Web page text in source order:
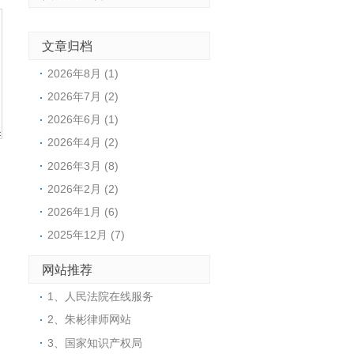
文章归档
2026年8月 (1)
2026年7月 (2)
2026年6月 (1)
2026年4月 (2)
2026年3月 (8)
2026年2月 (2)
2026年1月 (6)
2025年12月 (7)
网站推荐
1、人民法院在线服务
2、朱彬律师网站
3、国家知识产权局